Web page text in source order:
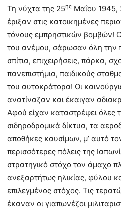
Τη νύχτα της 25ης Μαΐου 1945,
έριξαν στις κατοικημένες
τόνους εμπρηστικών βομβών!
του ανέμου, σάρωσαν όλη την
σπίτια, επιχειρήσεις, πάρκα,
πανεπιστήμια, παιδικούς
του αυτοκράτορα! Οι
ανατίναζαν και έκαιγαν
Αφού είχαν καταστρέψει όλες
σιδηροδρομικά δίκτυα, τα
αποθήκες καυσίμων, μ’ αυτό
περισσότερες πόλεις της
στρατηγικό στόχο τον άμαχο
ανεξαρτήτως ηλικίας, φύλου
επιλεγμένος στόχος. Τις
έκαναν οι γιαπωνέζοι